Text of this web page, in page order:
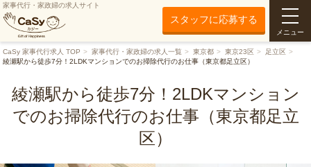
家事代行・家政婦の求人サイト
スタッフに応募する
メニュー
CaSy 家事代行求人 TOP 家事代行・家政婦の求人一覧 東京都 東京23区
足立区
綾瀬駅から徒歩7分！2LDKマンションでのお掃除代行のお仕事（東京都足立区）
綾瀬駅から徒歩7分！2LDKマンション
でのお掃除代行のお仕事（東京都足立
区）